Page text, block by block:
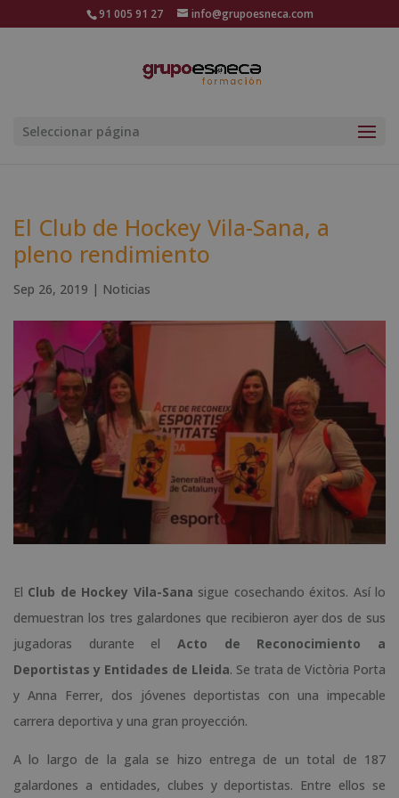
91 005 91 27 info@grupoesneca.com
Seleccionar página
El Club de Hockey Vila-Sana, a
pleno rendimiento
Sep 26, 2019 | Noticias
El Club de Hockey Vila-Sana sigue cosechando éxitos. Así lo
demuestran los tres galardones que recibieron ayer dos de sus
jugadoras durante el Acto de Reconocimiento a
Deportistas y Entidades de Lleida. Se trata de Victòria Porta
y Anna Ferrer, dos jóvenes deportistas con una impecable
carrera deportiva y una gran proyección.
A lo largo de la gala se hizo entrega de un total de 187
galardones a entidades, clubes y deportistas. Entre ellos se